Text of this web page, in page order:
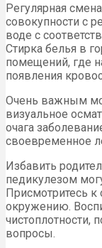
Регулярная
совокупности с
воде с
Стирка белья в
помещений, где
появления
Очень важным
визуальное
очага
своевременное
Избавить
педикулезом
Присмотритесь к
окружению.
чистоплотности,
вопросы.